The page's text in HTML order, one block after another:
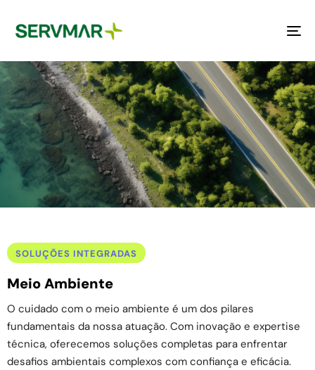
Meio Ambiente
SOLUÇÕES INTEGRADAS
Meio Ambiente
O cuidado com o meio ambiente é um dos pilares
fundamentais da nossa atuação. Com inovação e expertise
técnica, oferecemos soluções completas para enfrentar
desafios ambientais complexos com confiança e eficácia.